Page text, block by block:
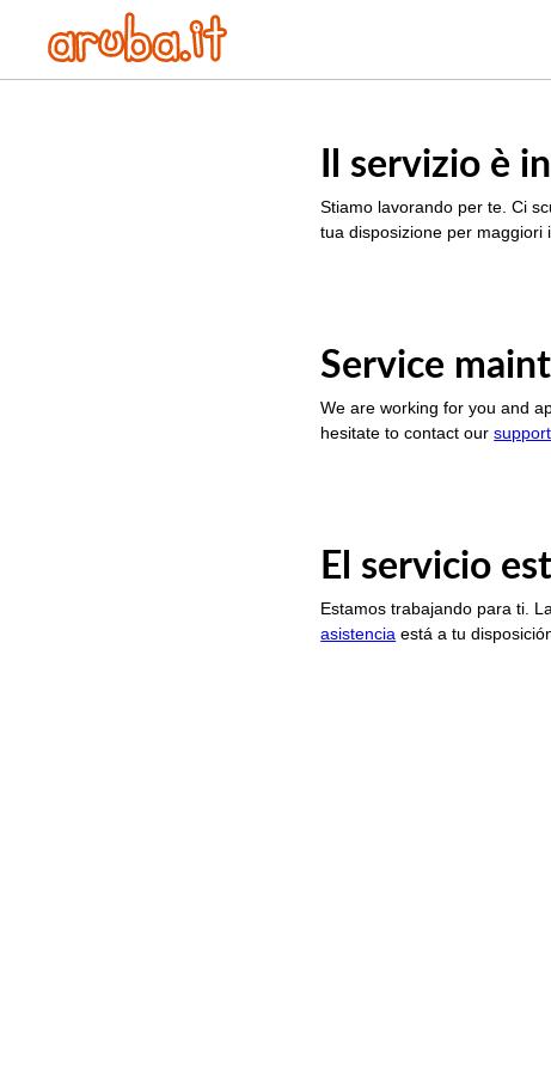
Il servizio è
Stiamo lavorando per te. Ci
tua disposizione per maggiori
Service
We are working for you and
hesitate to contact our
El servicio
Estamos trabajando para ti.
asistencia está a tu